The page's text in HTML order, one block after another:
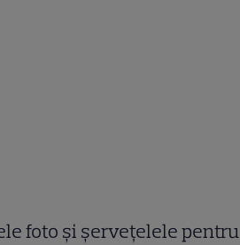
foto și șervețelele pentru